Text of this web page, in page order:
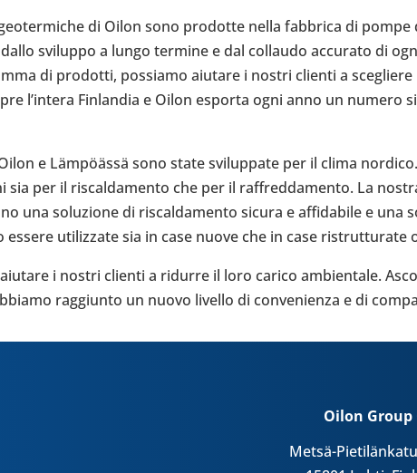
di Oilon sono pro­dotte nella fab­brica di pompe
svi­luppo a lungo termine e dal col­laudo accu­rato di
di pro­dotti, pos­siamo aiutare i nostri clienti a
l’in­tera Fin­lan­dia e Oilon esporta ogni anno un
e Lämpöässä sono state svi­lup­pate per il clima
sia per il riscal­da­mento che per il raf­fred­da­mento. La
una solu­zione di riscal­da­mento sicura e affi­da­bile e una
essere uti­liz­zate sia in case nuove che in case ristrut­tu­rate
i nostri clienti a ridurre il loro carico ambien­tale.
rag­giunto un nuovo livello di con­ve­nienza e di
Oilon Group
Metsä-